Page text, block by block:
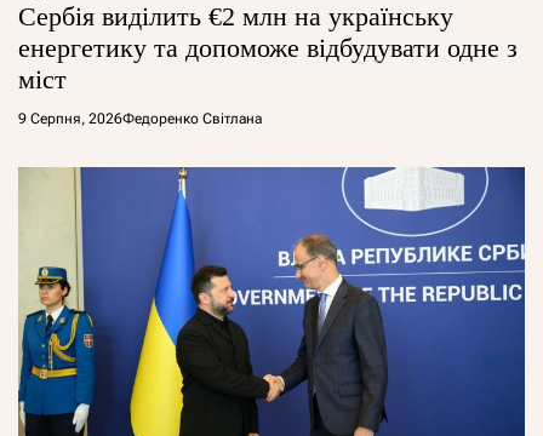
Сербія виділить €2 млн на українську
енергетику та допоможе відбудувати одне з
міст
9 Серпня, 2026Федоренко Світлана